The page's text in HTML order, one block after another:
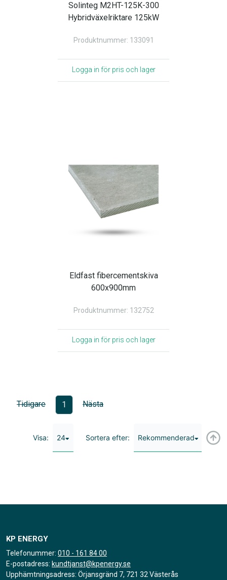
Solinteg M2HT-125K-300
Hybridväxelriktare 125kW
Produktnummer: 133091
Logga in för pris och lager
Eldfast fibercementskiva
600x900mm
Produktnummer: 132752
Logga in för pris och lager
Tidigare 1 Nästa
Visa: 24 Sortera efter: Rekommenderad
KP ENERGY
Telefonummer: 010 - 161 84 00
E-postadress: kundtjanst@kpenergy.se
Upphämtningsadress: Örjansgränd 7, 721 32 Västerås